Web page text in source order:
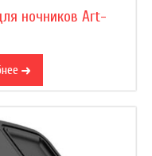
ночников Art-